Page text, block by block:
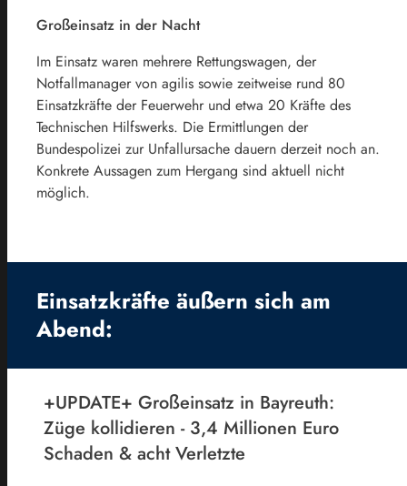
Großeinsatz in der Nacht
Im Einsatz waren mehrere Rettungswagen, der
Notfallmanager von agilis sowie zeitweise rund 80
Einsatzkräfte der Feuerwehr und etwa 20 Kräfte des
Technischen Hilfswerks. Die Ermittlungen der
Bundespolizei zur Unfallursache dauern derzeit noch an.
Konkrete Aussagen zum Hergang sind aktuell nicht
möglich.
Einsatzkräfte äußern sich am
Abend:
+UPDATE+ Großeinsatz in Bayreuth:
Züge kollidieren - 3,4 Millionen Euro
Schaden & acht Verletzte